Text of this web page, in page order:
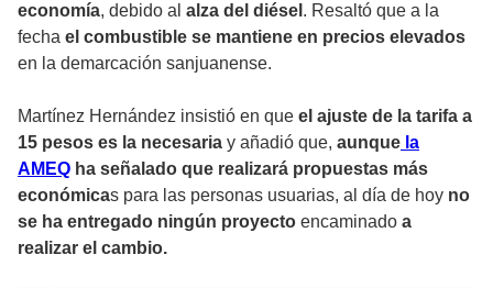
economía, debido al alza del diésel . Resaltó que a la
fecha el combustible se mantiene en precios elevados
en la demarcación sanjuanense.
Martínez Hernández insistió en que el ajuste de la tarifa a
15 pesos es la necesaria y añadió que, aunque la
AMEQ ha señalado que realizará propuestas más
económicas para las personas usuarias, al día de hoy no
se ha entregado ningún proyecto encaminado a
realizar el cambio.